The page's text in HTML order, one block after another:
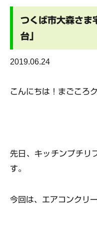
つくば市大森さま
台」
2019.06.24
こんにちは！まごころ
先日、キッチンプチリ
す。
今回は、エアコンクリ